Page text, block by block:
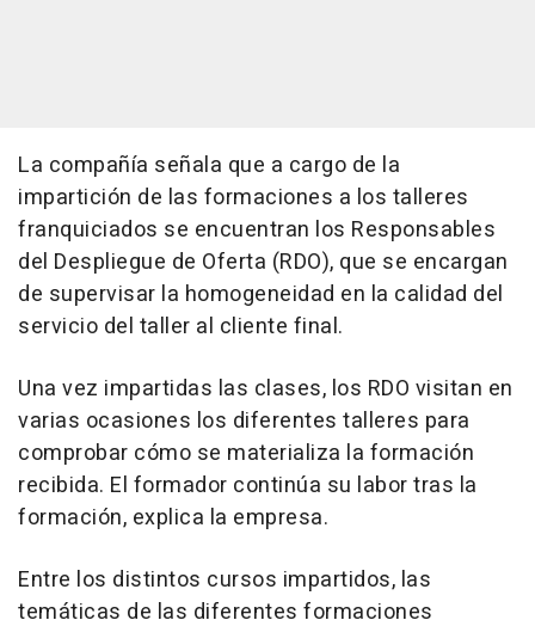
La compañía señala que a cargo de la
impartición de las formaciones a los talleres
franquiciados se encuentran los Responsables
del Despliegue de Oferta (RDO), que se encargan
de supervisar la homogeneidad en la calidad del
servicio del taller al cliente final.
Una vez impartidas las clases, los RDO visitan en
varias ocasiones los diferentes talleres para
comprobar cómo se materializa la formación
recibida. El formador continúa su labor tras la
formación, explica la empresa.
Entre los distintos cursos impartidos, las
temáticas de las diferentes formaciones